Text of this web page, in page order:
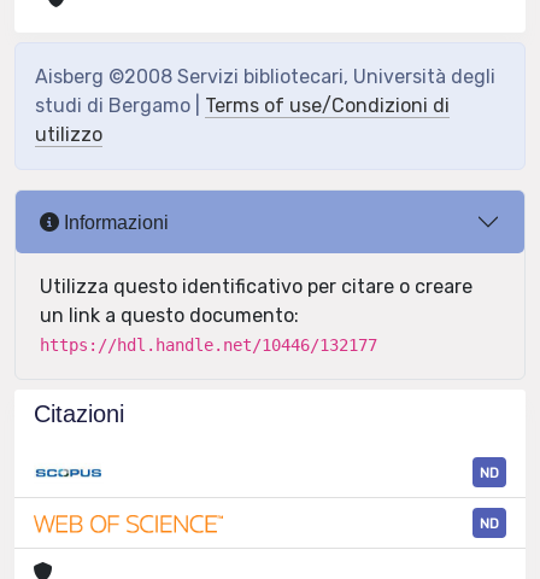
Aisberg ©2008 Servizi bibliotecari, Università degli
studi di Bergamo | Terms of use/Condizioni di
utilizzo
Informazioni
Utilizza questo identificativo per citare o creare
un link a questo documento:
https://hdl.handle.net/10446/132177
Citazioni
ND
ND